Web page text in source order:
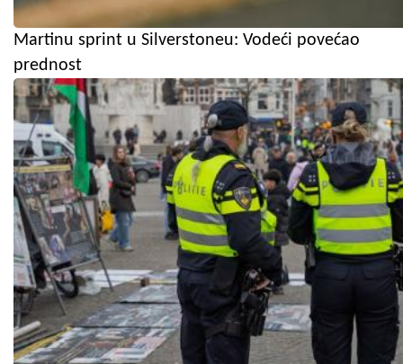
Martinu sprint u Silverstoneu: Vodeći povećao
prednost